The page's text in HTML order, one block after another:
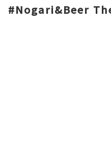
#Nogari&Beer